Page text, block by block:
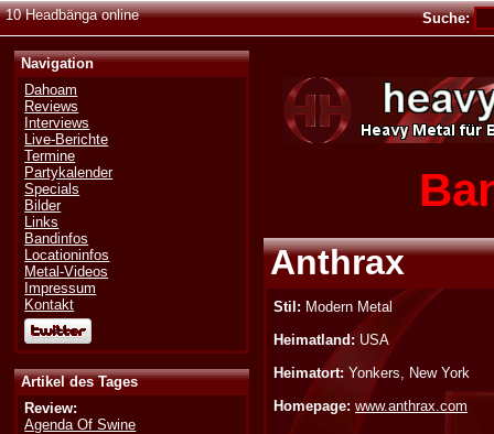
10 Headbänga online Suche:
Navigation
Dahoam
Reviews
Interviews
Live-Berichte
Termine
Partykalender
Specials
Bilder
Links
Bandinfos
Locationinfos
Metal-Videos
Impressum
Kontakt
Artikel des Tages
Review:
Agenda Of Swine
Anthrax
Stil: Modern Metal
Heimatland: USA
Heimatort: Yonkers, New York
Homepage: www.anthrax.com